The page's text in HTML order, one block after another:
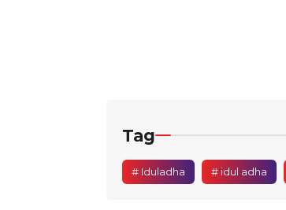
Tag
# Iduladha # idul adha